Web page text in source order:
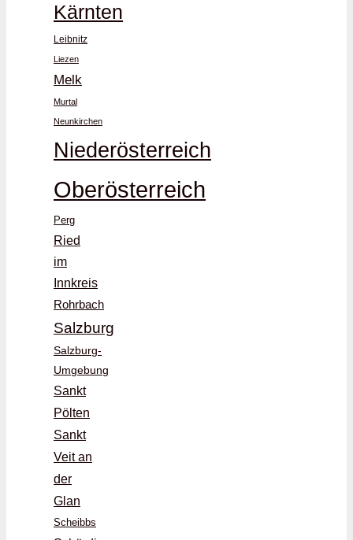
Kärnten
Leibnitz
Liezen
Melk
Murtal
Neunkirchen
Niederösterreich
Oberösterreich
Perg
Ried
im
Innkreis
Rohrbach
Salzburg
Salzburg-
Umgebung
Sankt
Pölten
Sankt
Veit an
der
Glan
Scheibbs